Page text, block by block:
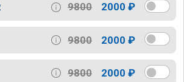
9800 2000 ₽
9800 2000 ₽
9800 2000 ₽